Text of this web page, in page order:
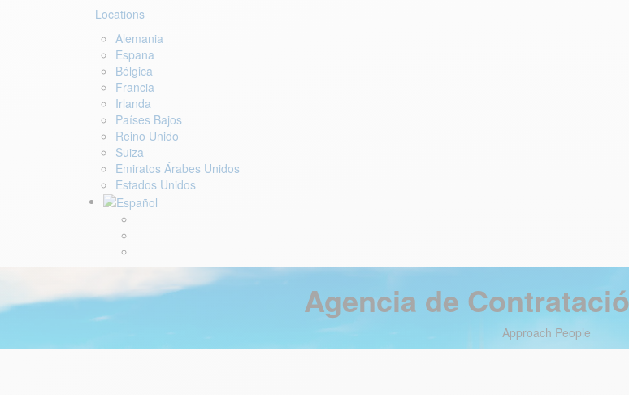
Locations
Alemania
Espana
Bélgica
Francia
Irlanda
Países Bajos
Reino Unido
Suiza
Emiratos Árabes Unidos
Estados Unidos
Agencia de
Approach People